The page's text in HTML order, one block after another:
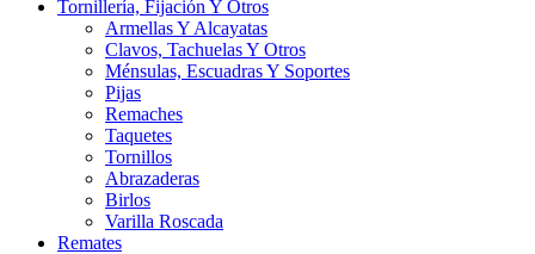
Tornillería, Fijación Y Otros
Armellas Y Alcayatas
Clavos, Tachuelas Y Otros
Ménsulas, Escuadras Y Soportes
Pijas
Remaches
Taquetes
Tornillos
Abrazaderas
Birlos
Varilla Roscada
Remates